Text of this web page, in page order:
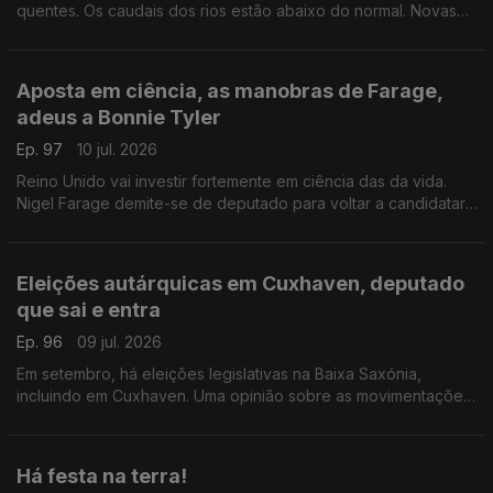
quentes. Os caudais dos rios estão abaixo do normal. Novas
Aposta em ciência, as manobras de Farage,
adeus a Bonnie Tyler
Ep. 97
10 jul. 2026
Reino Unido vai investir fortemente em ciência das da vida.
Nigel Farage demite-se de deputado para voltar a candidatar-
Eleições autárquicas em Cuxhaven, deputado
que sai e entra
Ep. 96
09 jul. 2026
Em setembro, há eleições legislativas na Baixa Saxónia,
incluindo em Cuxhaven. Uma opinião sobre as movimentações
Há festa na terra!